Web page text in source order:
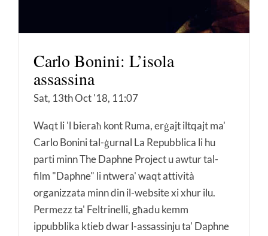
Carlo Bonini: L’isola
assassina
Sat, 13th Oct '18, 11:07
Waqt li 'l bieraħ kont Ruma, erġajt iltqajt ma'
Carlo Bonini tal-ġurnal La Repubblica li hu
parti minn The Daphne Project u awtur tal-
film "Daphne" li ntwera' waqt attività
organizzata minn din il-website xi xhur ilu.
Permezz ta' Feltrinelli, għadu kemm
ippubblika ktieb dwar l-assassinju ta' Daphne